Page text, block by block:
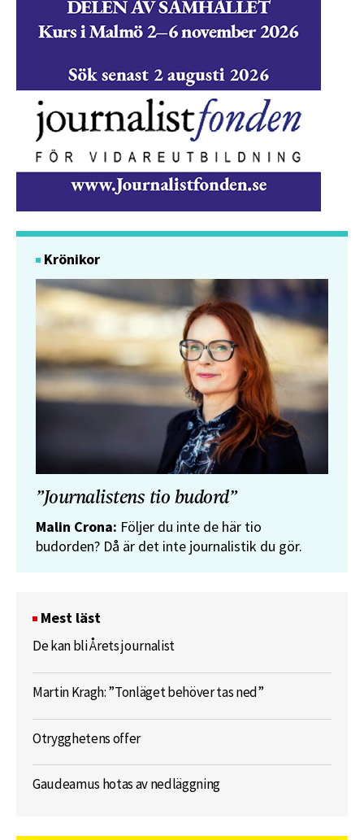
Krönikor
”Journalistens tio budord”
Malin Crona: Följer du inte de här tio
budorden? Då är det inte journalistik du gör.
Mest läst
De kan bli Årets journalist
Martin Kragh: ”Tonläget behöver tas ned”
Otrygghetens offer
Gaudeamus hotas av nedläggning